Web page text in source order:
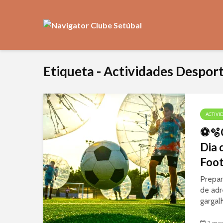
Etiqueta - Actividades
Dia
de